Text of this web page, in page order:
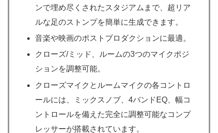
ンで埋め尽くされたスタジアムまで、超リア
ルな足のストンプを簡単に生成できます。
音楽や映画のポストプロダクションに最適。
クローズ/ミッド、ルームの3つのマイクポジ
ションを調整可能。
クローズマイクとルームマイクの各コントロ
ールには、ミックスノブ、4バンドEQ、幅コ
ントロールを備えた完全に調整可能なコンプ
レッサーが搭載されています。